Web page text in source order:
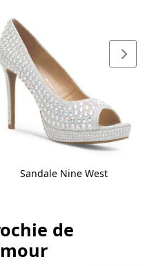
Sandale Nine West
de